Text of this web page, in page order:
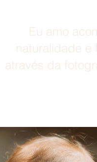
Eu amo
naturalidade e
através da